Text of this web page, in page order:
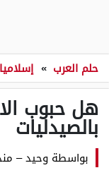
حلم العرب »
هل حبوب
بالصيدليات
بواسطة وحيد–